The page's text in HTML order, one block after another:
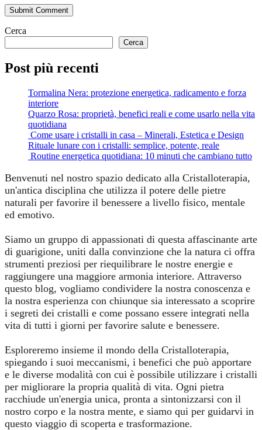
Submit Comment
Cerca
Cerca
Post più recenti
Tormalina Nera: protezione energetica, radicamento e forza
interiore
Quarzo Rosa: proprietà, benefici reali e come usarlo nella vita
quotidiana
Come usare i cristalli in casa – Minerali, Estetica e Design
Rituale lunare con i cristalli: semplice, potente, reale
Routine energetica quotidiana: 10 minuti che cambiano tutto
Benvenuti nel nostro spazio dedicato alla Cristalloterapia,
un'antica disciplina che utilizza il potere delle pietre
naturali per favorire il benessere a livello fisico, mentale
ed emotivo.
Siamo un gruppo di appassionati di questa affascinante arte
di guarigione, uniti dalla convinzione che la natura ci offra
strumenti preziosi per riequilibrare le nostre energie e
raggiungere una maggiore armonia interiore. Attraverso
questo blog, vogliamo condividere la nostra conoscenza e
la nostra esperienza con chiunque sia interessato a scoprire
i segreti dei cristalli e come possano essere integrati nella
vita di tutti i giorni per favorire salute e benessere.
Esploreremo insieme il mondo della Cristalloterapia,
spiegando i suoi meccanismi, i benefici che può apportare
e le diverse modalità con cui è possibile utilizzare i cristalli
per migliorare la propria qualità di vita. Ogni pietra
racchiude un'energia unica, pronta a sintonizzarsi con il
nostro corpo e la nostra mente, e siamo qui per guidarvi in
questo viaggio di scoperta e trasformazione.